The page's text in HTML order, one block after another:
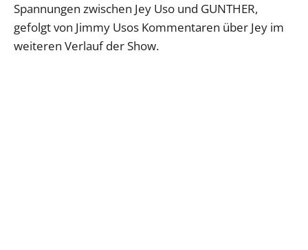
Spannungen zwischen Jey Uso und GUNTHER,
gefolgt von Jimmy Usos Kommentaren über Jey im
weiteren Verlauf der Show.